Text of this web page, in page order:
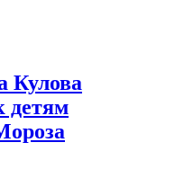
Кулова
детям